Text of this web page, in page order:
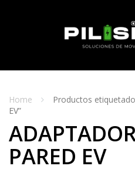
Home
Productos
EV”
PARED EV